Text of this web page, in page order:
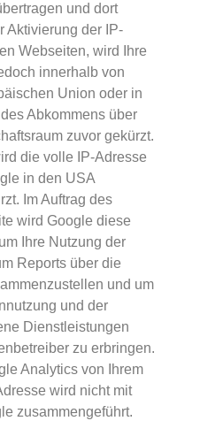
und dort
Aktivierung der IP-
Webseiten, wird Ihre
innerhalb von
Union oder in
Abkommens über
zuvor gekürzt.
die volle IP-Adresse
in den USA
Im Auftrag des
wird Google diese
Ihre Nutzung der
Reports über die
und um
und der
Dienstleistungen
zu erbringen.
Analytics von Ihrem
wird nicht mit
zusammengeführt.